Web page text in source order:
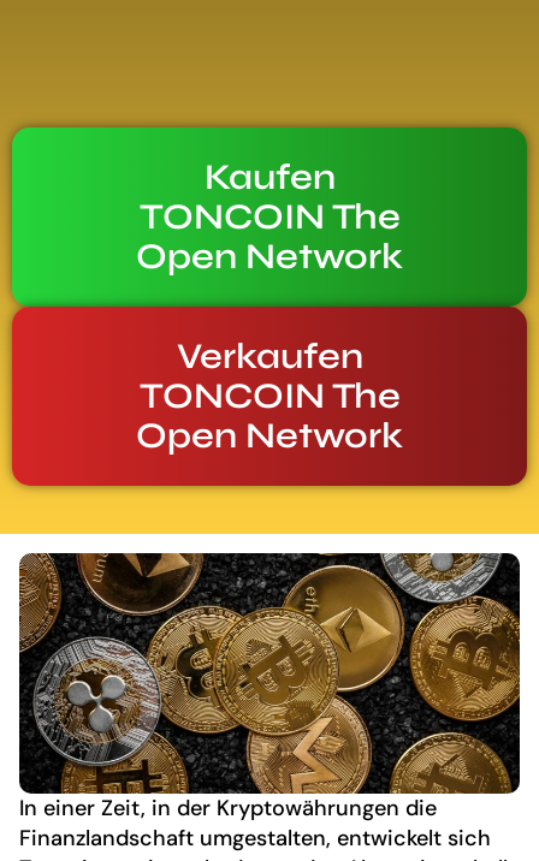
Kaufen
TONCOIN The
Open Network
Verkaufen
TONCOIN The
Open Network
In einer Zeit, in der Kryptowährungen die
Finanzlandschaft umgestalten, entwickelt sich